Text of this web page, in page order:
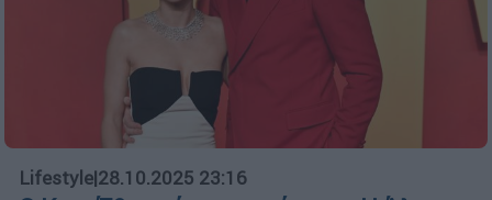
Lifestyle|28.10.2025 23:16